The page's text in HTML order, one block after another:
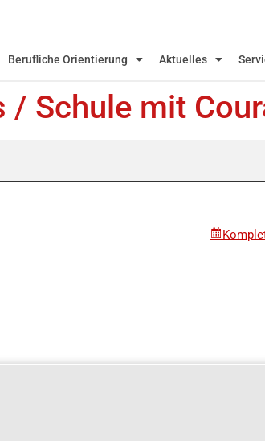
Berufliche Orientierung Aktuelles
/ Schule mit